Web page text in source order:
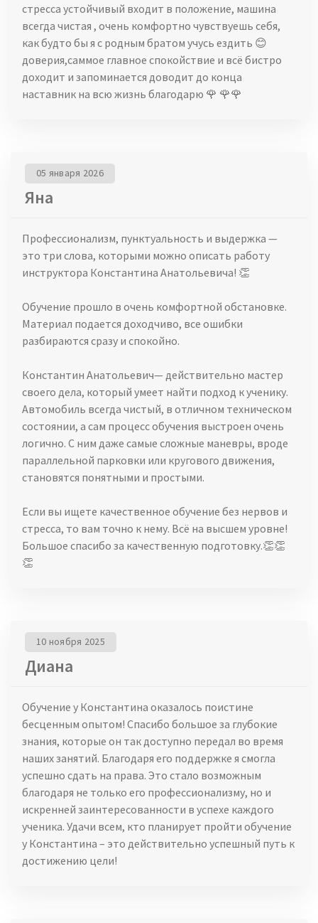
стресса устойчивый входит в положение, машина
всегда чистая , очень комфортно чувствуешь себя,
как будто бы я с родным братом учусь ездить 😊
доверия,саммое главное спокойствие и всё бистро
доходит и запоминается доводит до конца
наставник на всю жизнь благодарю 🌹 🌹🌹
Яна
05 января 2026
Профессионализм, пунктуальность и выдержка —
это три слова, которыми можно описать работу
инструктора Константина Анатольевича! 👏
Обучение прошло в очень комфортной обстановке.
Материал подается доходчиво, все ошибки
разбираются сразу и спокойно.
Константин Анатольевич— действительно мастер
своего дела, который умеет найти подход к ученику.
Автомобиль всегда чистый, в отличном техническом
состоянии, а сам процесс обучения выстроен очень
логично. С ним даже самые сложные маневры, вроде
параллельной парковки или кругового движения,
становятся понятными и простыми.
Если вы ищете качественное обучение без нервов и
стресса, то вам точно к нему. Всё на высшем уровне!
Большое спасибо за качественную подготовку.👏👏
👏
Диана
10 ноября 2025
Обучение у Константина оказалось поистине
бесценным опытом! Спасибо большое за глубокие
знания, которые он так доступно передал во время
наших занятий. Благодаря его поддержке я смогла
успешно сдать на права. Это стало возможным
благодаря не только его профессионализму, но и
искренней заинтересованности в успехе каждого
ученика. Удачи всем, кто планирует пройти обучение
у Константина – это действительно успешный путь к
достижению цели!